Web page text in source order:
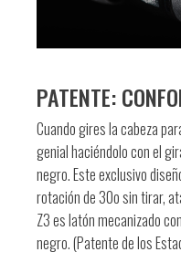
PATENTE:
Cuando gires la cabeza
genial haciéndolo con el
negro. Este exclusivo
rotación de 30o sin tirar,
Z3 es latón mecanizado
negro. (Patente de los